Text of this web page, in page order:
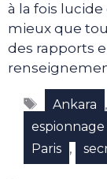
à la fois
mieux que
des rapports
Ankara ,
espionnage
Paris ,